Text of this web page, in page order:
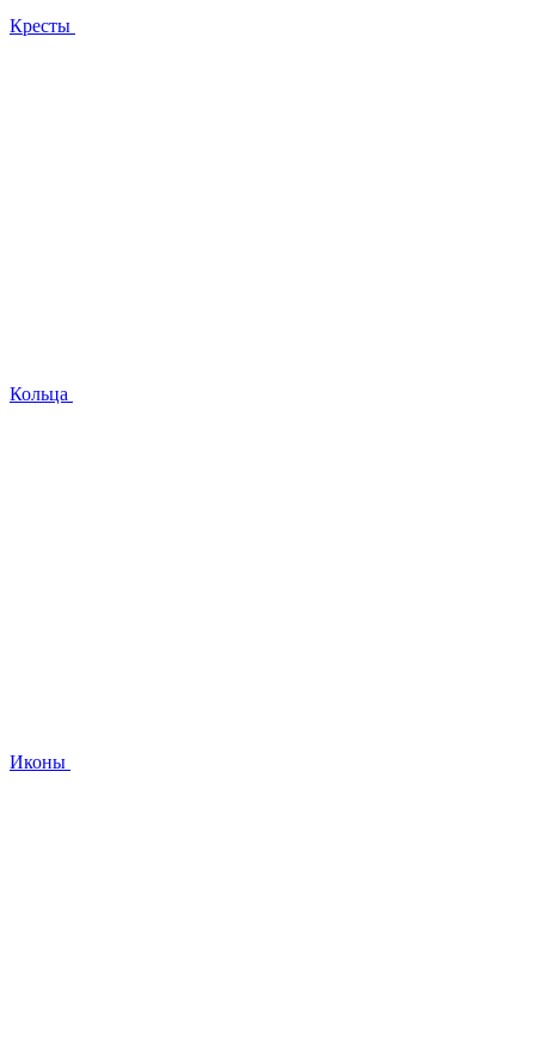
Кресты
Кольца
Иконы